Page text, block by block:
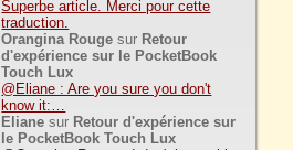
Superbe article. Merci pour cette
traduction.
Orangina Rouge sur Retour
d'expérience sur le PocketBook
Touch Lux
@Eliane : Are you sure you don't
know it:…
Eliane sur Retour d'expérience sur
le PocketBook Touch Lux